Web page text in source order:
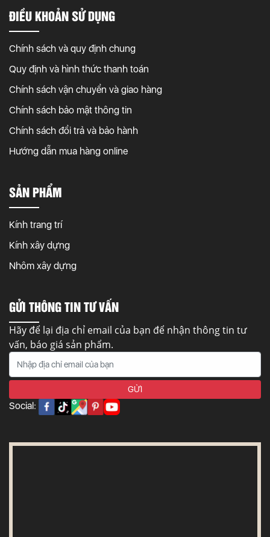
ĐIỀU KHOẢN SỬ DỤNG
Chính sách và quy định chung
Quy định và hình thức thanh toán
Chính sách vận chuyển và giao hàng
Chính sách bảo mật thông tin
Chính sách đổi trả và bảo hành
Hướng dẫn mua hàng online
SẢN PHẨM
Kính trang trí
Kính xây dựng
Nhôm xây dựng
GỬI THÔNG TIN TƯ VẤN
Hãy để lại địa chỉ email của bạn để nhận thông tin tư
vấn, báo giá sản phẩm.
Social: